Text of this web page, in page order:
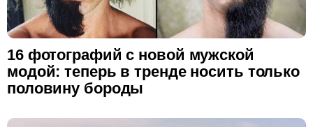
16 фотографий с новой мужской
модой: теперь в тренде носить только
половину бороды